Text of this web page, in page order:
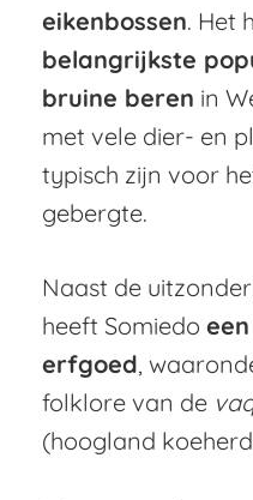
eikenbossen. Het
belangrijkste
bruine beren in
met vele dier- en
typisch zijn voor
gebergte.
Naast de
heeft Somiedo
erfgoed,
folklore van de
(hoogland